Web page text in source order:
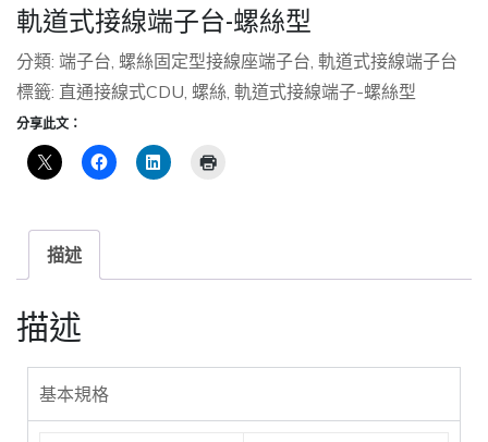
軌道式接線端子台-螺絲型
分類: 端子台, 螺絲固定型接線座端子台, 軌道式接線端子台
標籤: 直通接線式CDU, 螺絲, 軌道式接線端子-螺絲型
分享此文：
描述
描述
基本規格